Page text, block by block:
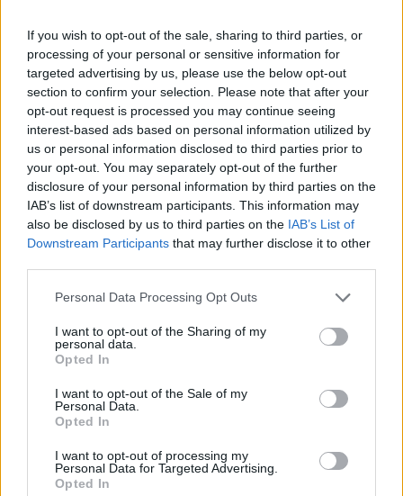
If you wish to opt-out of the sale, sharing to third parties, or
processing of your personal or sensitive information for
targeted advertising by us, please use the below opt-out
section to confirm your selection. Please note that after your
opt-out request is processed you may continue seeing
interest-based ads based on personal information utilized by
us or personal information disclosed to third parties prior to
your opt-out. You may separately opt-out of the further
disclosure of your personal information by third parties on the
IAB’s list of downstream participants. This information may
also be disclosed by us to third parties on the IAB’s List of
Downstream Participants that may further disclose it to other
Please note that this website/app uses one or more Google
not limited to your visit or usage behaviour. You may click to
grant or deny consent to Google and its third-party tags to
use your data for below specified purposes in below Google
consent section.
Personal Data Processing Opt Outs
I want to opt-out of the Sharing of my
personal data.
Opted In
I want to opt-out of the Sale of my
Personal Data.
Opted In
I want to opt-out of processing my
Personal Data for Targeted Advertising.
Opted In